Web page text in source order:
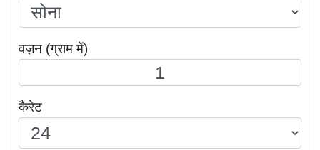
वज़न (ग्राम में)
कैरेट